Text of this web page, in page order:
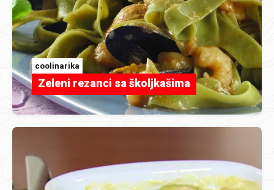
coolinarika
Zeleni rezanci sa školjkašima